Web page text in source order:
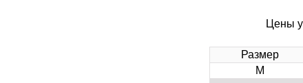
Цены
Размер
M